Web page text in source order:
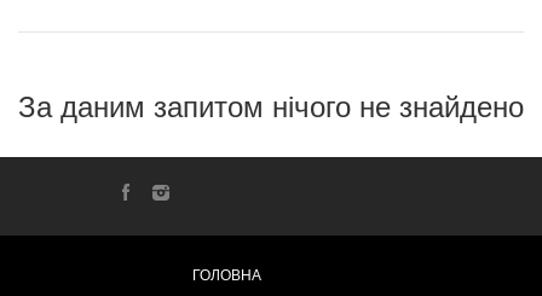
За даним запитом нічого не знайдено
ГОЛОВНА